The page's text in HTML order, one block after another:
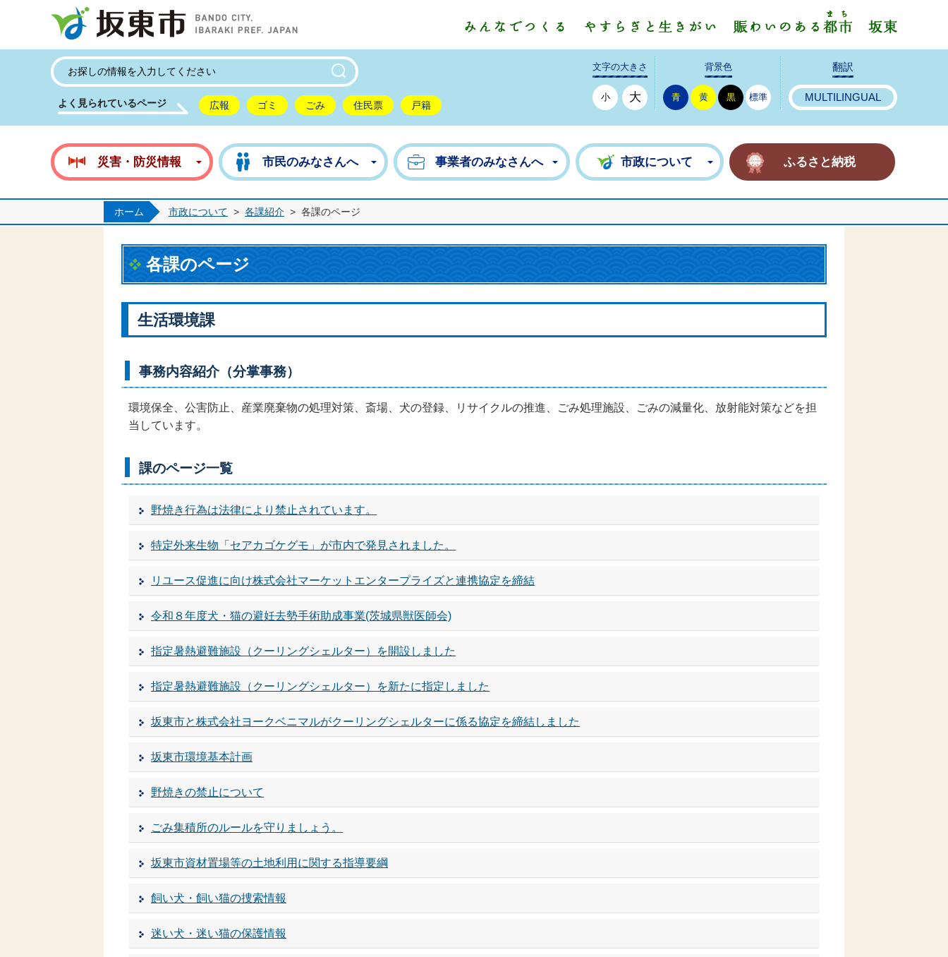
よく見られているページ 広報 ゴミ ごみ 住民票 戸籍
文字の大きさ
小 大
背景色
青 黄 黒 標準
翻訳
MULTILINGUAL
災害・防災情報 市民のみなさんへ 事業者のみなさんへ 市政について ふるさと納税
ホーム 市政について > 各課紹介 > 各課のページ
各課のページ
生活環境課
事務内容紹介（分掌事務）
環境保全、公害防止、産業廃棄物の処理対策、斎場、犬の登録、リサイクルの推進、ごみ処理施設、ごみの減量化、放射能対策などを担
当しています。
課のページ一覧
野焼き行為は法律により禁止されています。
特定外来生物「セアカゴケグモ」が市内で発見されました。
リユース促進に向け株式会社マーケットエンタープライズと連携協定を締結
令和８年度犬・猫の避妊去勢手術助成事業(茨城県獣医師会)
指定暑熱避難施設（クーリングシェルター）を開設しました
指定暑熱避難施設（クーリングシェルター）を新たに指定しました
坂東市と株式会社ヨークベニマルがクーリングシェルターに係る協定を締結しました
坂東市環境基本計画
野焼きの禁止について
ごみ集積所のルールを守りましょう。
坂東市資材置場等の土地利用に関する指導要綱
飼い犬・飼い猫の捜索情報
迷い犬・迷い猫の保護情報